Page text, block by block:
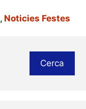
, Noticies Festes
Cerca